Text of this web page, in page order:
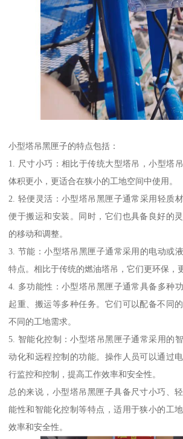
小型塔吊黑匣子的特点包括：
1. 尺寸小巧：相比于传统大型塔吊，小型塔
体积更小，更适合在狭小的工地空间中使用。
2. 轻便灵活：小型塔吊黑匣子通常采用轻质
便于搬运和安装。同时，它们也具备良好的
的移动和调整。
3. 节能：小型塔吊黑匣子通常采用的电动或
特点。相比于传统的燃油塔吊，它们更环保，
4. 多功能性：小型塔吊黑匣子通常具备多种
起重、搬运等多种任务。它们可以配备不同
不同的工地需求。
5. 智能化控制：小型塔吊黑匣子通常采用的
动化和远程控制的功能。操作人员可以通过
行监控和控制，提高工作效率和安全性。
总的来说，小型塔吊黑匣子具备尺寸小巧、
能性和智能化控制等特点，适用于狭小的工
效率和安全性。